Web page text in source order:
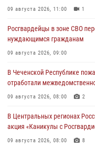
09 августа 2026, 11:00 1
Росгвардейцы в зоне СВО
нуждающимся гражданам
09 августа 2026, 09:00
В Чеченской Республике
отработали
09 августа 2026, 08:00 2
В Центральных регионах
акция «Каникулы с
09 августа 2026, 08:00 8